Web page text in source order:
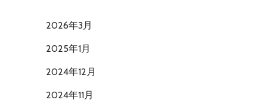
2026年3月
2025年1月
2024年12月
2024年11月